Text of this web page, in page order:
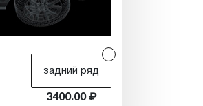
задний ряд
3400.00